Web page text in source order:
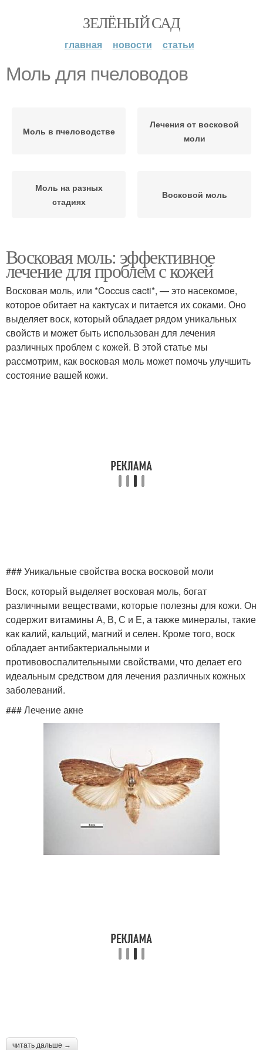
ЗЕЛЁНЫЙ САД
главная новости статьи
Моль для пчеловодов
Моль в пчеловодстве
Лечения от восковой
моли
Моль на разных
стадиях
Восковой моль
Восковая моль: эффективное
лечение для проблем с кожей
Восковая моль, или *Coccus cacti*, — это насекомое,
которое обитает на кактусах и питается их соками. Оно
выделяет воск, который обладает рядом уникальных
свойств и может быть использован для лечения
различных проблем с кожей. В этой статье мы
рассмотрим, как восковая моль может помочь улучшить
состояние вашей кожи.
### Уникальные свойства воска восковой моли
Воск, который выделяет восковая моль, богат
различными веществами, которые полезны для кожи. Он
содержит витамины А, В, С и Е, а также минералы, такие
как калий, кальций, магний и селен. Кроме того, воск
обладает антибактериальными и
противовоспалительными свойствами, что делает его
идеальным средством для лечения различных кожных
заболеваний.
### Лечение акне
читать дальше →